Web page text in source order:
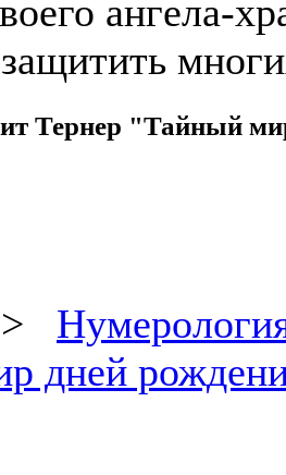
ангела-
Тернер "Тайный
дней